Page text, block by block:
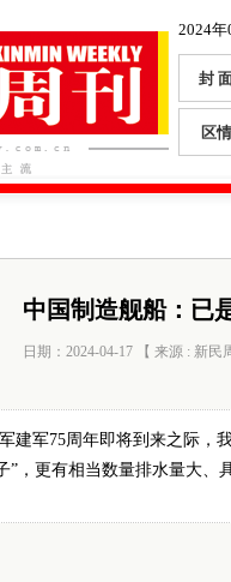
2024年
封
区情
中国制造舰船：已
日期：2024-04-17 【 来源 : 新民
建军75周年即将到来之际，
”，更有相当数量排水量大、